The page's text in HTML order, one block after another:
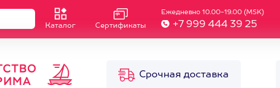
Каталог Сертификаты
Ежедневно 10.00-19.00 (MSK)
+7 999 444 39 25
Срочная доставка